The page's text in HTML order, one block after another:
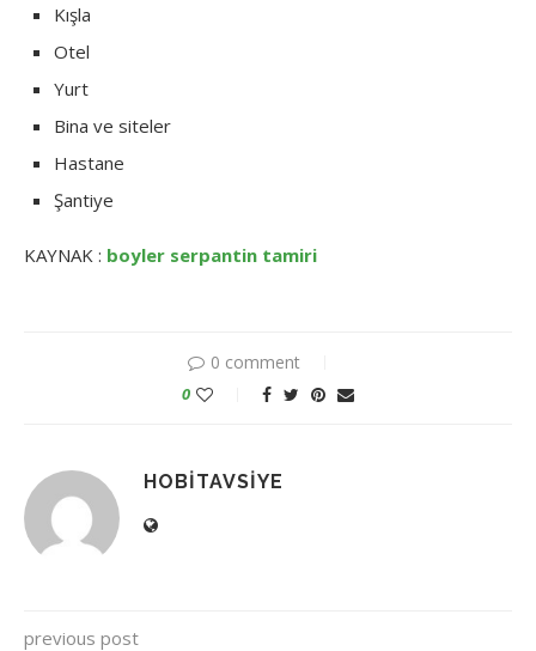
Kışla
Otel
Yurt
Bina ve siteler
Hastane
Şantiye
KAYNAK : boyler serpantin tamiri
0 comment
0
HOBITAVSIYE
previous post